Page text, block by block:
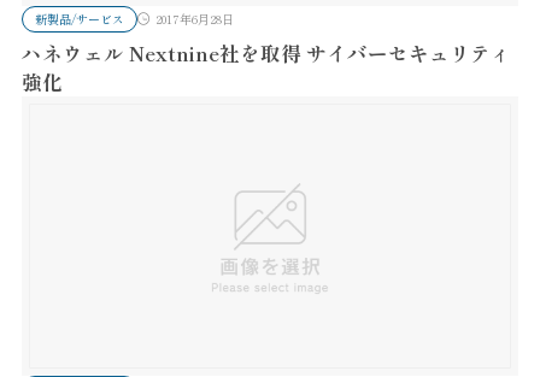
新製品/サービス 2017年6月28日
ハネウェル Nextnine社を取得 サイバーセキュリティ
強化